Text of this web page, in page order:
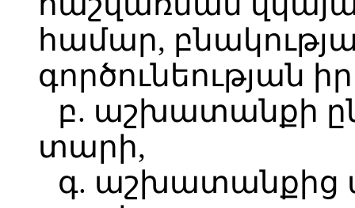
համար,
գործունեության
բ. աշխատանքի
տարի,
գ. աշխատանքից